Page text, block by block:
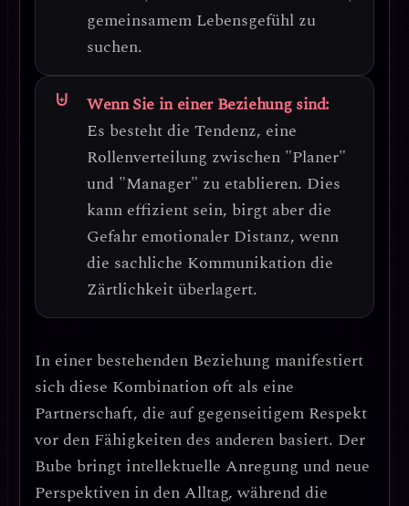
gemeinsamem Lebensgefühl zu
suchen.
Wenn Sie in einer Beziehung sind:
Es besteht die Tendenz, eine
Rollenverteilung zwischen "Planer"
und "Manager" zu etablieren. Dies
kann effizient sein, birgt aber die
Gefahr emotionaler Distanz, wenn
die sachliche Kommunikation die
Zärtlichkeit überlagert.
In einer bestehenden Beziehung manifestiert
sich diese Kombination oft als eine
Partnerschaft, die auf gegenseitigem Respekt
vor den Fähigkeiten des anderen basiert. Der
Bube bringt intellektuelle Anregung und neue
Perspektiven in den Alltag, während die